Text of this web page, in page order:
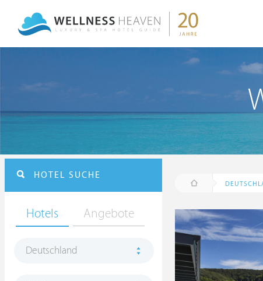
HOTEL SUCHE
Hotels Angebote
Deutschland